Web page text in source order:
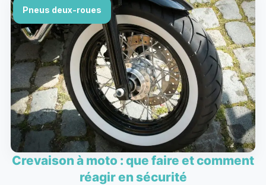
Pneus deux-roues
Crevaison à moto : que faire et comment
réagir en sécurité